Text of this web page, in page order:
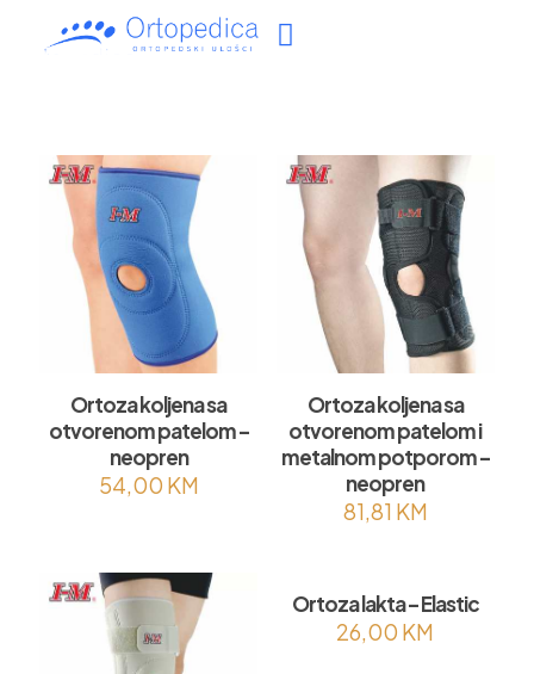
Ortoza koljena sa
otvorenom patelom –
neopren
54,00 KM
Ortoza koljena sa
otvorenom patelom i
metalnom potporom –
neopren
81,81 KM
Ortoza lakta – Elastic
26,00 KM